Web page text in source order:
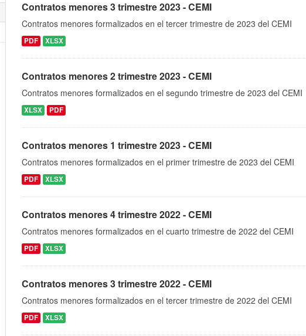
Contratos menores 3 trimestre 2023 - CEMI
Contratos menores formalizados en el tercer trimestre de 2023 del CEMI
PDF XLSX
Contratos menores 2 trimestre 2023 - CEMI
Contratos menores formalizados en el segundo trimestre de 2023 del CEMI
XLSX PDF
Contratos menores 1 trimestre 2023 - CEMI
Contratos menores formalizados en el primer trimestre de 2023 del CEMI
PDF XLSX
Contratos menores 4 trimestre 2022 - CEMI
Contratos menores formalizados en el cuarto trimestre de 2022 del CEMI
PDF XLSX
Contratos menores 3 trimestre 2022 - CEMI
Contratos menores formalizados en el tercer trimestre de 2022 del CEMI
PDF XLSX